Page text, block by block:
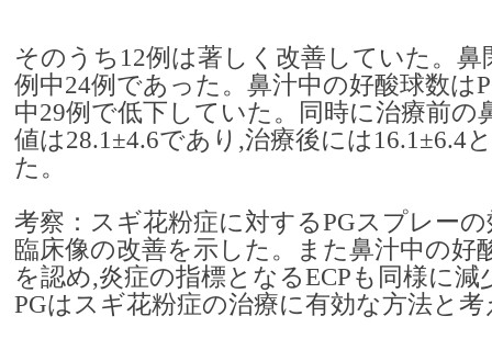
そのうち12例は著しく改善していた。鼻
例中24例であった。鼻汁中の好酸球数は
中29例で低下していた。同時に治療前の
値は28.1±4.6であり,治療後には16.1±6.4
た。
考察：スギ花粉症に対するPGスプレー
臨床像の改善を示した。また鼻汁中の好
を認め,炎症の指標となるECPも同様に減
PGはスギ花粉症の治療に有効な方法と考